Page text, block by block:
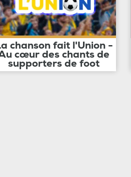
chanson fait l'Union -
cœur des chants de
supporters de foot